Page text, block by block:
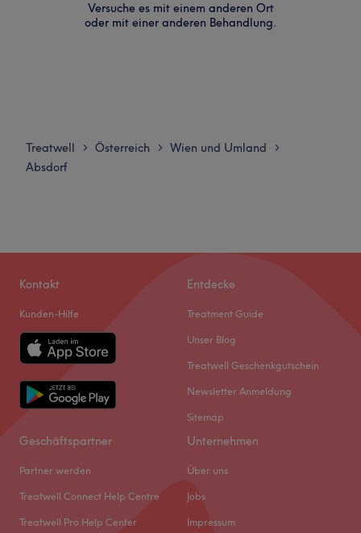
Versuche es mit einem anderen Ort
oder mit einer anderen Behandlung.
Treatwell > Österreich > Wien und Umland >
Absdorf
Kontakt
Kunden-Hilfe
Entdecke
Treatment Guide
Unser Blog
Treatwell Geschenkgutschein
Newsletter Anmeldung
Sitemap
Geschäftspartner
Partner werden
Treatwell Connect Help Centre
Treatwell Pro Help Center
Unternehmen
Über uns
Jobs
Impressum